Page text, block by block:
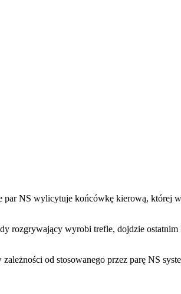
NS wylicytuje końcówkę kierową, której
rozgrywający wyrobi trefle, dojdzie
od stosowanego przez parę NS